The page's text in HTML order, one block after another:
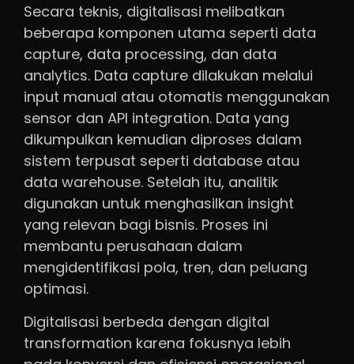
Secara teknis, digitalisasi melibatkan
beberapa komponen utama seperti data
capture, data processing, dan data
analytics. Data capture dilakukan melalui
input manual atau otomatis menggunakan
sensor dan API integration. Data yang
dikumpulkan kemudian diproses dalam
sistem terpusat seperti database atau
data warehouse. Setelah itu, analitik
digunakan untuk menghasilkan insight
yang relevan bagi bisnis. Proses ini
membantu perusahaan dalam
mengidentifikasi pola, tren, dan peluang
optimasi.
Digitalisasi berbeda dengan digital
transformation karena fokusnya lebih